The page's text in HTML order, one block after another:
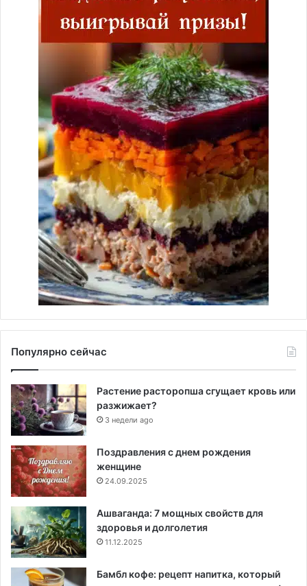
Популярно сейчас
Растение расторопша сгущает кровь или
разжижает?
3 недели ago
Поздравления с днем рождения
женщине
24.09.2025
Ашваганда: 7 мощных свойств для
здоровья и долголетия
11.12.2025
Бамбл кофе: рецепт напитка, который